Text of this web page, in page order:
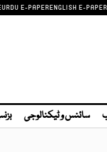
URDU E-PAPERENGLISH E-PAPER
سائنس و ٹیکنالوجی